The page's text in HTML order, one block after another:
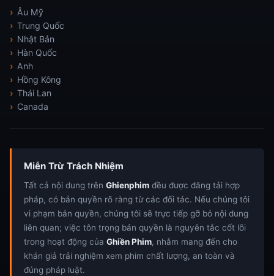
Âu Mỹ
Trung Quốc
Nhật Bản
Hàn Quốc
Anh
Hồng Kông
Thái Lan
Canada
Miễn Trừ Trách Nhiệm
Tất cả nội dung trên Ghienphim đều được đăng tải hợp
pháp, có bản quyền rõ ràng từ các đối tác. Nếu chúng tôi
vi phạm bản quyền, chúng tôi sẽ trực tiếp gỡ bỏ nội dung
liên quan; việc tôn trọng bản quyền là nguyên tắc cốt lõi
trong hoạt động của Ghiền Phim, nhằm mang đến cho
khán giả trải nghiệm xem phim chất lượng, an toàn và
đúng pháp luật.